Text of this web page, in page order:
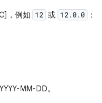
，例如 12 或 12.0.0
：
MM-DD。